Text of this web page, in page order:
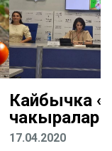
Кайбычка
чакыралар
17.04.2020